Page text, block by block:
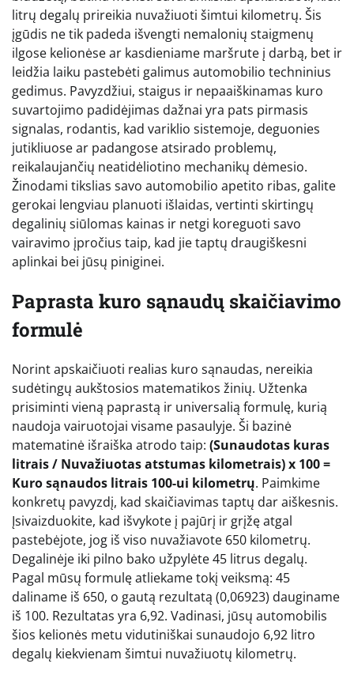
litrų degalų prireikia nuvažiuoti šimtui kilometrų. Šis
įgūdis ne tik padeda išvengti nemalonių staigmenų
ilgose kelionėse ar kasdieniame maršrute į darbą, bet ir
leidžia laiku pastebėti galimus automobilio techninius
gedimus. Pavyzdžiui, staigus ir nepaaiškinamas kuro
suvartojimo padidėjimas dažnai yra pats pirmasis
signalas, rodantis, kad variklio sistemoje, deguonies
jutikliuose ar padangose atsirado problemų,
reikalaujančių neatidėliotino mechanikų dėmesio.
Žinodami tikslias savo automobilio apetito ribas, galite
gerokai lengviau planuoti išlaidas, vertinti skirtingų
degalinių siūlomas kainas ir netgi koreguoti savo
vairavimo įpročius taip, kad jie taptų draugiškesni
aplinkai bei jūsų piniginei.
Paprasta kuro sąnaudų skaičiavimo
formulė
Norint apskaičiuoti realias kuro sąnaudas, nereikia
sudėtingų aukštosios matematikos žinių. Užtenka
prisiminti vieną paprastą ir universalią formulę, kurią
naudoja vairuotojai visame pasaulyje. Ši bazinė
matematinė išraiška atrodo taip: (Sunaudotas kuras
litrais / Nuvažiuotas atstumas kilometrais) x 100 =
Kuro sąnaudos litrais 100-ui kilometrų. Paimkime
konkretų pavyzdį, kad skaičiavimas taptų dar aiškesnis.
Įsivaizduokite, kad išvykote į pajūrį ir grįžę atgal
pastebėjote, jog iš viso nuvažiavote 650 kilometrų.
Degalinėje iki pilno bako užpylėte 45 litrus degalų.
Pagal mūsų formulę atliekame tokį veiksmą: 45
daliname iš 650, o gautą rezultatą (0,06923) dauginame
iš 100. Rezultatas yra 6,92. Vadinasi, jūsų automobilis
šios kelionės metu vidutiniškai sunaudojo 6,92 litro
degalų kiekvienam šimtui nuvažiuotų kilometrų.